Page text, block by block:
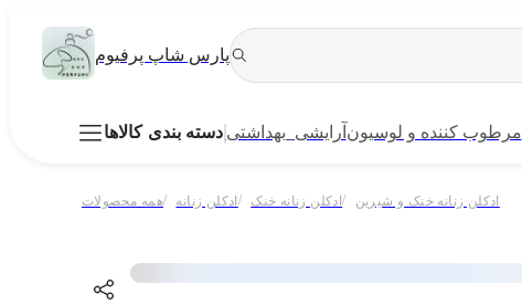
پارس شاپ پرفیوم
دسته بندی کالاها آرایشی_بهداشتی مرطوب کننده و لوسیون
همه محصولات/ ادکلن زنانه / ادکلن زنانه خنک/ ادکلن زنانه خنک و شیرین